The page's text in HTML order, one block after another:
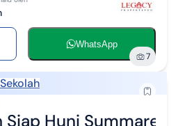
WhatsApp
7
Siap Huni